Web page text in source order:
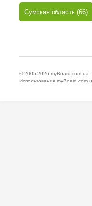
Сумская область (66)
© 2005-2026 myBoard.com.ua
Использование